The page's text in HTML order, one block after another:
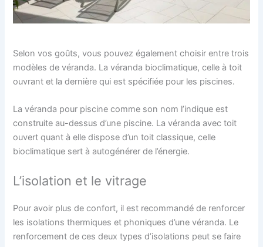
Selon vos goûts, vous pouvez également choisir entre trois
modèles de véranda. La véranda bioclimatique, celle à toit
ouvrant et la dernière qui est spécifiée pour les piscines.
La véranda pour piscine comme son nom l’indique est
construite au-dessus d’une piscine. La véranda avec toit
ouvert quant à elle dispose d’un toit classique, celle
bioclimatique sert à autogénérer de l’énergie.
L’isolation et le vitrage
Pour avoir plus de confort, il est recommandé de renforcer
les isolations thermiques et phoniques d’une véranda. Le
renforcement de ces deux types d’isolations peut se faire